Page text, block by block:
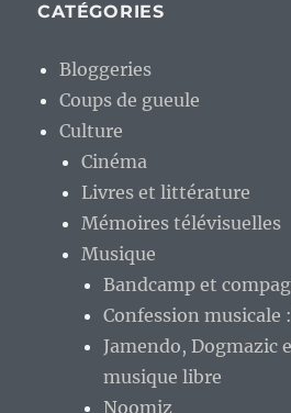
CATÉGORIES
Bloggeries
Coups de gueule
Culture
Cinéma
Livres et littérature
Mémoires télévisuelles
Musique
Bandcamp et
Confession musicale
Jamendo, Dogmazic
musique libre
Noomiz